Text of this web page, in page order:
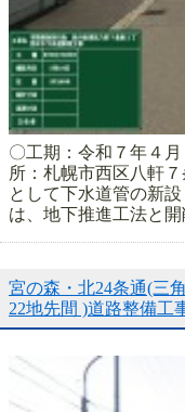
〇工期：令和７年４
所：札幌市西区八軒
として下水道管の新
は、地下推進工法と
宮の森・北24条通(三
22地先間 )道路整備工